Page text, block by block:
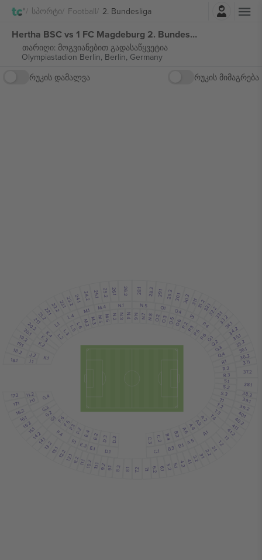
Სპორტი Football 2. Bundesligaშესვლა
Hertha BSC vs 1 FC Magdeburg 2. Bundesliga ბილეთი
თარიღი: მოგვიანებით გადასაწყვეტია
Olympiastadion Berlin, Berlin, Germany
რუკის დამალვა
რუკის მიმაგრება
N.2 N.3 N.4 N.6 N.7 N.8
N.1 N.5
C.2
C.3
C.1
D.2
D.3
D.1
B.2
B.4
B.1
B.3
E.2
E.4
E.1
E.3
M.5 M.6
M.2 M.3
M.4
M.1
O.2 O.3 O.5 O.6
O.1 O.4
6.1
6.2
7.1
7.2
8.1
8.2
9.1
9.2
4.1
4.2
5.2 5.1
10.1
10.2
11.1
11.2
25.1 25.2 26.1 26.2 28.1 28.2 29.1 29.2 30.1 30.2
24.1 24.2
Q.1Q.2
Q.3
Q.4
R.1
R.2
R.3
S.1
S.2
S.3
T.1
T.2
T.3
T.4
A.4
A.6
A.2
A.3
A.5
A.1
P.2P.3P.5P.6
P.1
P.4
J.1
J.2
K.4
K.1
K.2
K.3
G.1
G.2
G.3
G.4
H.1
H.2
F.1
F.2
F.3
F.4
F.5
F.6
L.5L.6
L.4
L.2L.3
L.1
1.1
1.2
33.133.234.134.2
35.1
35.2
36.1
36.2
37.1
37.2
38.1
38.2
39.1
39.2
40.1
40.2
41.1
41.2
3.1
3.2
31.131.232.132.2
2.1
2.2
14.1
14.2
15.1
15.2
16.1
16.2
17.1
17.2
18.1
18.2
19.1
19.2
20.1
20.2
12.1
12.2
13.1
13.2
21.121.2
22.2
22.1
23.123.2